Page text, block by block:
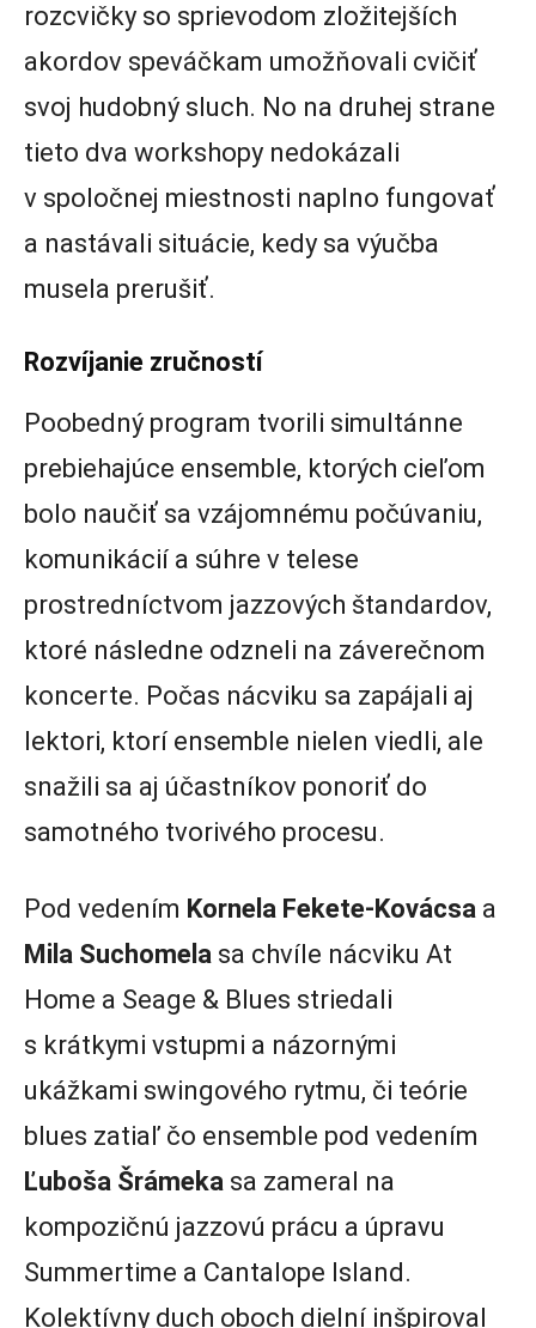
rozcvičky so sprievodom zložitejších
akordov speváčkam umožňovali cvičiť
svoj hudobný sluch. No na druhej strane
tieto dva workshopy nedokázali
v spoločnej miestnosti naplno fungovať
a nastávali situácie, kedy sa výučba
musela prerušiť.
Rozvíjanie zručností
Poobedný program tvorili simultánne
prebiehajúce ensemble, ktorých cieľom
bolo naučiť sa vzájomnému počúvaniu,
komunikácií a súhre v telese
prostredníctvom jazzových štandardov,
ktoré následne odzneli na záverečnom
koncerte. Počas nácviku sa zapájali aj
lektori, ktorí ensemble nielen viedli, ale
snažili sa aj účastníkov ponoriť do
samotného tvorivého procesu.
Pod vedením Kornela Fekete-Kovácsa a
Mila Suchomela sa chvíle nácviku At
Home a Seage & Blues striedali
s krátkymi vstupmi a názornými
ukážkami swingového rytmu, či teórie
blues zatiaľ čo ensemble pod vedením
Ľuboša Šrámeka sa zameral na
kompozičnú jazzovú prácu a úpravu
Summertime a Cantalope Island.
Kolektívny duch oboch dielní inšpiroval